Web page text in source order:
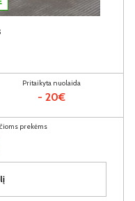
Pritaikyta nuolaida
- 20€
prekėms